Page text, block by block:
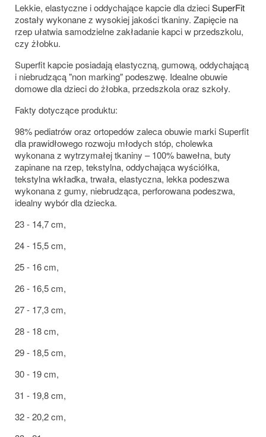
Lekkie, elastyczne i oddychające kapcie dla dzieciSuperFit
zostały wykonane z wysokiej jakości tkaniny. Zapięcie na
rzep ułatwia samodzielne zakładanie kapci w przedszkolu,
czy żłobku.
Superfit kapcie posiadają elastyczną, gumową, oddychającą
i niebrudzącą "non marking" podeszwę. Idealne obuwie
domowe dla dzieci do żłobka, przedszkola oraz szkoły.
Fakty dotyczące produktu:
98% pediatrów oraz ortopedów zaleca obuwie marki Superfit
dla prawidłowego rozwoju młodych stóp, cholewka
wykonana z wytrzymałej tkaniny – 100% bawełna, buty
zapinane na rzep, tekstylna, oddychająca wyściółka,
tekstylna wkładka, trwała, elastyczna, lekka podeszwa
wykonana z gumy, niebrudząca, perforowana podeszwa,
idealny wybór dla dziecka.
23 - 14,7 cm,
24 - 15,5 cm,
25 - 16 cm,
26 - 16,5 cm,
27 - 17,3 cm,
28 - 18 cm,
29 - 18,5 cm,
30 - 19 cm,
31 - 19,8 cm,
32 - 20,2 cm,